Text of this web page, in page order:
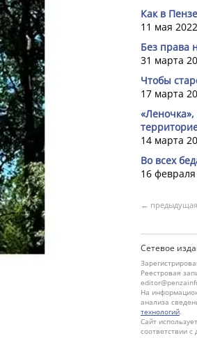
Как в
11 мая
Без права
31 марта
Чтобы
17 марта
14 марта
Во всех
16
← предыдущая
Сетевое
Реестровая
На
анализа
технологий.
Сайт
соответствии